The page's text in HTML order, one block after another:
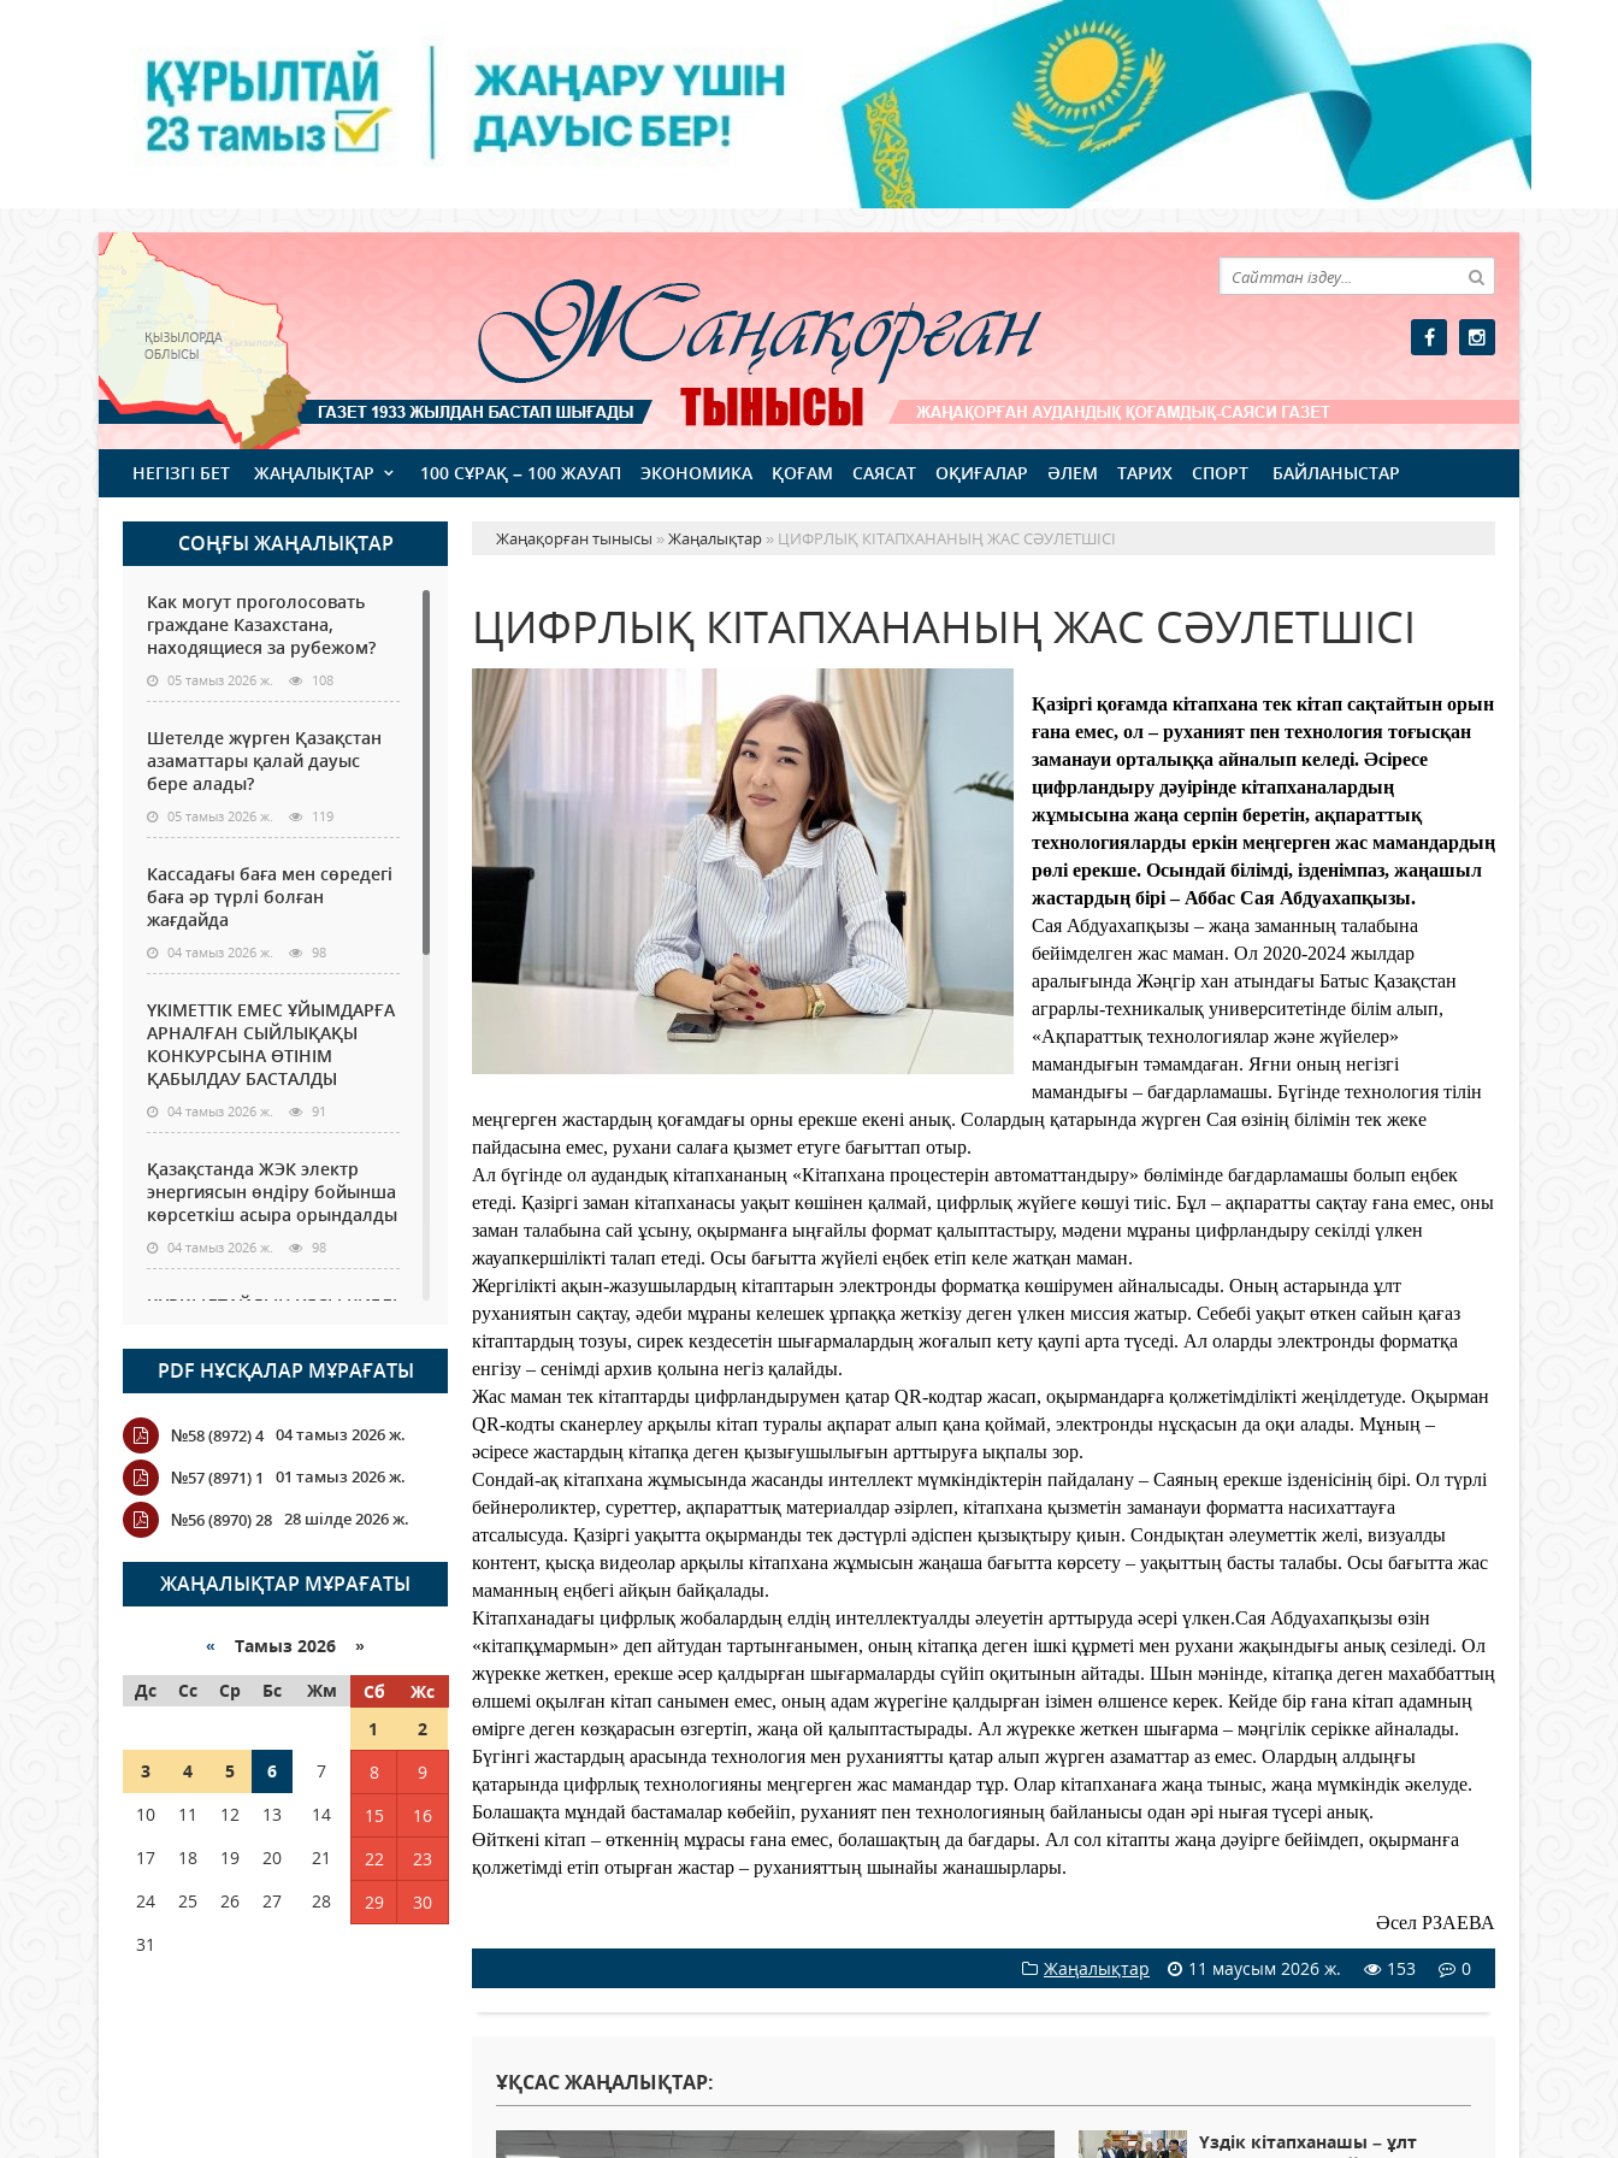
НЕГІЗГІ БЕТ ЖАҢАЛЫҚТАР 100 СҰРАҚ – 100 ЖАУАП ЭКОНОМИКА ҚОҒАМ САЯСАТ ОҚИҒАЛАР ӘЛЕМ ТАРИХ СПОРТ БАЙЛАНЫСТАР
СОҢҒЫ ЖАҢАЛЫҚТАР
Как могут проголосовать
граждане Казахстана,
находящиеся за рубежом?
05 тамыз 2026 ж. 108
Шетелде жүрген Қазақстан
азаматтары қалай дауыс
бере алады?
05 тамыз 2026 ж. 119
Кассадағы баға мен сөредегі
баға әр түрлі болған
жағдайда
04 тамыз 2026 ж. 98
ҮКІМЕТТІК ЕМЕС ҰЙЫМДАРҒА
АРНАЛҒАН СЫЙЛЫҚАҚЫ
КОНКУРСЫНА ӨТІНІМ
ҚАБЫЛДАУ БАСТАЛДЫ
04 тамыз 2026 ж. 91
Қазақстанда ЖЭК электр
энергиясын өндіру бойынша
көрсеткіш асыра орындалды
04 тамыз 2026 ж. 98
ҚҰРҚЫЛТАЙДЫҢ ҰЯСЫ КИЕЛІ
04 тамыз 2026 ж. 90
Германия аптап ыстыққа
байланысты суды үнемдей
бастады
энергиясын үнемдеу режимі
енгізілді
РУСЛАН РҮСТЕМҰЛЫ ОБЛЫС
ӘКІМІНІҢ КЕҢЕСШІСІ БОЛЫП
04 тамыз 2026 ж. 99
Қысқы демалыс 14 күн:
2026–2027 оқу жылына
арналған каникул кестесі
бекітілді
PDF НҰСҚАЛАР МҰРАҒАТЫ
№58 (8972) 4 04 тамыз 2026 ж.
№57 (8971) 1
01 тамыз 2026 ж.
№56 (8970) 28 28 шілде 2026 ж.
ЖАҢАЛЫҚТАР МҰРАҒАТЫ
« Тамыз 2026 »
Дс
Сс Ср Бс Жм Сб
Жс
1
2
3
4 5 6 7 8
9
10
11 12 13 14 15
16
17
18 19 20 21 22
23
24
25 26 27 28 29
30
31
Жаңақорған тынысы »Жаңалықтар » ЦИФРЛЫҚ КІТАПХАНАНЫҢ ЖАС СӘУЛЕТШІСІ
ЦИФРЛЫҚ КІТАПХАНАНЫҢ ЖАС СӘУЛЕТШІСІ
Қазіргі қоғамда кітапхана тек кітап сақтайтын орын
ғана емес, ол – руханият пен технология тоғысқан
заманауи орталыққа айналып келеді. Әсіресе
цифрландыру дәуірінде кітапханалардың
жұмысына жаңа серпін беретін, ақпараттық
технологияларды еркін меңгерген жас мамандардың
рөлі ерекше. Осындай білімді, ізденімпаз, жаңашыл
жастардың бірі – Аббас Сая Абдуахапқызы.
Сая Абдуахапқызы – жаңа заманның талабына
бейімделген жас маман. Ол 2020-2024 жылдар
аралығында Жәңгір хан атындағы Батыс Қазақстан
аграрлы-техникалық университетінде білім алып,
«Ақпараттық технологиялар және жүйелер»
мамандығын тәмамдаған. Яғни оның негізгі
мамандығы – бағдарламашы. Бүгінде технология тілін
меңгерген жастардың қоғамдағы орны ерекше екені анық. Солардың қатарында жүрген Сая өзінің білімін тек жеке
пайдасына емес, рухани салаға қызмет етуге бағыттап отыр.
Ал бүгінде ол аудандық кітапхананың «Кітапхана процестерін автоматтандыру» бөлімінде бағдарламашы болып еңбек
етеді. Қазіргі заман кітапханасы уақыт көшінен қалмай, цифрлық жүйеге көшуі тиіс. Бұл – ақпаратты сақтау ғана емес, оны
заман талабына сай ұсыну, оқырманға ыңғайлы формат қалыптастыру, мәдени мұраны цифрландыру секілді үлкен
жауапкершілікті талап етеді. Осы бағытта жүйелі еңбек етіп келе жатқан маман.
Жергілікті ақын-жазушылардың кітаптарын электронды форматқа көшірумен айналысады. Оның астарында ұлт
руханиятын сақтау, әдеби мұраны келешек ұрпаққа жеткізу деген үлкен миссия жатыр. Себебі уақыт өткен сайын қағаз
кітаптардың тозуы, сирек кездесетін шығармалардың жоғалып кету қаупі арта түседі. Ал оларды электронды форматқа
енгізу – сенімді архив қолына негіз қалайды.
Жас маман тек кітаптарды цифрландырумен қатар QR-кодтар жасап, оқырмандарға қолжетімділікті жеңілдетуде. Оқырман
QR-кодты сканерлеу арқылы кітап туралы ақпарат алып қана қоймай, электронды нұсқасын да оқи алады. Мұның –
әсіресе жастардың кітапқа деген қызығушылығын арттыруға ықпалы зор.
Сондай-ақ кітапхана жұмысында жасанды интеллект мүмкіндіктерін пайдалану – Саяның ерекше ізденісінің бірі. Ол түрлі
бейнероликтер, суреттер, ақпараттық материалдар әзірлеп, кітапхана қызметін заманауи форматта насихаттауға
атсалысуда. Қазіргі уақытта оқырманды тек дәстүрлі әдіспен қызықтыру қиын. Сондықтан әлеуметтік желі, визуалды
контент, қысқа видеолар арқылы кітапхана жұмысын жаңаша бағытта көрсету – уақыттың басты талабы. Осы бағытта жас
маманның еңбегі айқын байқалады.
Кітапханадағы цифрлық жобалардың елдің интеллектуалды әлеуетін арттыруда әсері үлкен.Сая Абдуахапқызы өзін
«кітапқұмармын» деп айтудан тартынғанымен, оның кітапқа деген ішкі құрметі мен рухани жақындығы анық сезіледі. Ол
жүрекке жеткен, ерекше әсер қалдырған шығармаларды сүйіп оқитынын айтады. Шын мәнінде, кітапқа деген махаббаттың
өлшемі оқылған кітап санымен емес, оның адам жүрегіне қалдырған ізімен өлшенсе керек. Кейде бір ғана кітап адамның
өмірге деген көзқарасын өзгертіп, жаңа ой қалыптастырады. Ал жүрекке жеткен шығарма – мәңгілік серікке айналады.
Бүгінгі жастардың арасында технология мен руханиятты қатар алып жүрген азаматтар аз емес. Олардың алдыңғы
қатарында цифрлық технологияны меңгерген жас мамандар тұр. Олар кітапханаға жаңа тыныс, жаңа мүмкіндік әкелуде.
Болашақта мұндай бастамалар көбейіп, руханият пен технологияның байланысы одан әрі нығая түсері анық.
Өйткені кітап – өткеннің мұрасы ғана емес, болашақтың да бағдары. Ал сол кітапты жаңа дәуірге бейімдеп, оқырманға
қолжетімді етіп отырған жастар – руханияттың шынайы жанашырлары.
Әсел РЗАЕВА
Жаңалықтар 11 маусым 2026 ж. 153 0
ҰҚСАС ЖАҢАЛЫҚТАР:
Үздік кітапханашы – ұлт